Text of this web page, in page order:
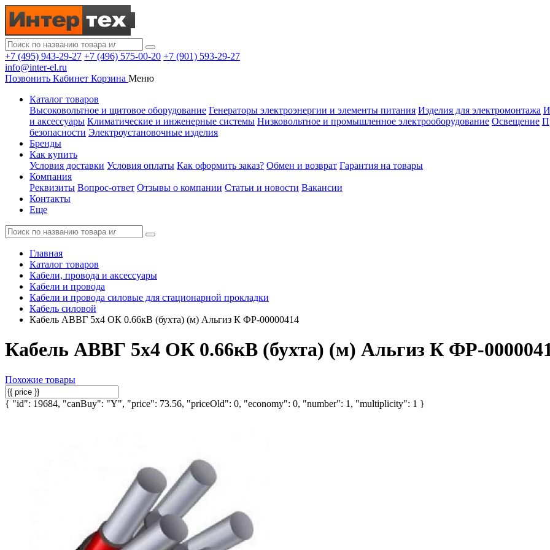
+7 (495) 943-29-27 +7 (496) 575-00-20 +7 (901) 593-29-27
info@inter-el.ru
Позвонить Кабинет Корзина Меню
Каталог товаров
Высоковольтное и щитовое оборудование Генераторы электроэнергии и элементы питания Изделия для электромонтажа
и аксессуары Климатические и инженерные системы Низковольтное и промышленное электрооборудование Освещение
безопасности Электроустановочные изделия
Бренды
Как купить
Условия доставки Условия оплаты Как оформить заказ? Обмен и возврат Гарантия на товары
Компания
Реквизиты Вопрос-ответ Отзывы о компании Статьи и новости Вакансии
Контакты
Еще
Главная
Каталог товаров
Кабели, провода и аксессуары
Кабели и провода
Кабели и провода силовые для стационарной прокладки
Кабель силовой
Кабель АВВГ 5х4 ОК 0.66кВ (бухта) (м) Альгиз К ФР-00000414
Кабель АВВГ 5х4 ОК 0.66кВ (бухта) (м) Альгиз К ФР-
Похожие товары
{ "id": 19684, "canBuy": "Y", "price": 73.56, "priceOld": 0, "economy": 0, "number": 1, "multiplicity": 1 }